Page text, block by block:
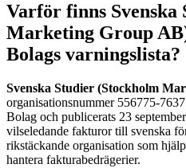
Varför finns Svenska
Marketing Group
Bolags varningslista?
Svenska Studier (Stockholm
organisationsnummer 556775-
Bolag och publicerats 23
vilseledande fakturor till svenska
rikstäckande organisation som
hantera fakturabedrägerier.